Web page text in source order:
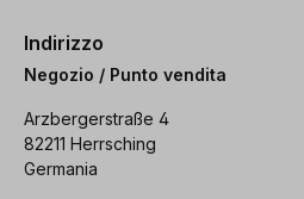
Indirizzo
Negozio / Punto vendita
Arzbergerstraße 4
82211 Herrsching
Germania